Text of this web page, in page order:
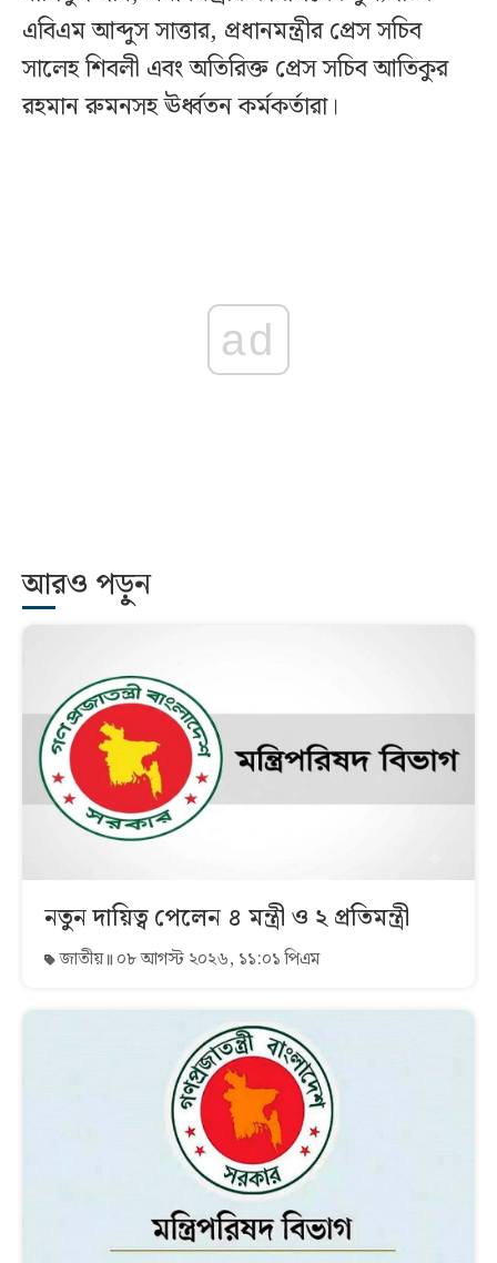
এবিএম আব্দুস সাত্তার, প্রধানমন্ত্রীর প্রেস সচিব
সালেহ শিবলী এবং অতিরিক্ত প্রেস সচিব আতিকুর
রহমান রুমনসহ ঊর্ধ্বতন কর্মকর্তারা।
ad
আরও পড়ুন
নতুন দায়িত্ব পেলেন ৪ মন্ত্রী ও ২ প্রতিমন্ত্রী
জাতীয় ০৮ আগস্ট ২০২৬, ১১:০১ পিএম